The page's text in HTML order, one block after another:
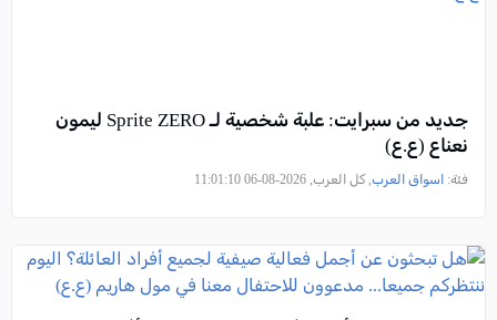
جديد من سبرايت: علبة شخصية لـ Sprite ZERO ليمون
نعناع (ع.ع)
فئة: اسواق العرب, كل العرب, 2026-08-06 11:01:10